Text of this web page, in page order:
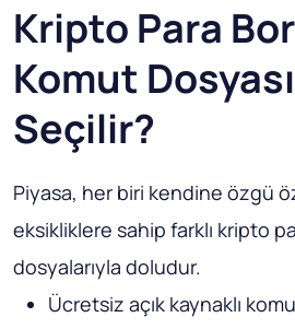
Kripto Para
Komut
Seçilir?
Piyasa, her biri kendine özgü
eksikliklere sahip farklı kripto
dosyalarıyla doludur.
Ücretsiz açık kaynaklı